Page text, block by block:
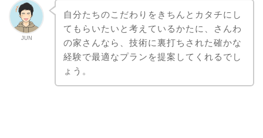
JUN
自分たちのこだわりをきちんとカタチにし
てもらいたいと考えているかたに、さんわ
の家さんなら、技術に裏打ちされた確かな
経験で最適なプランを提案してくれるでし
ょう。